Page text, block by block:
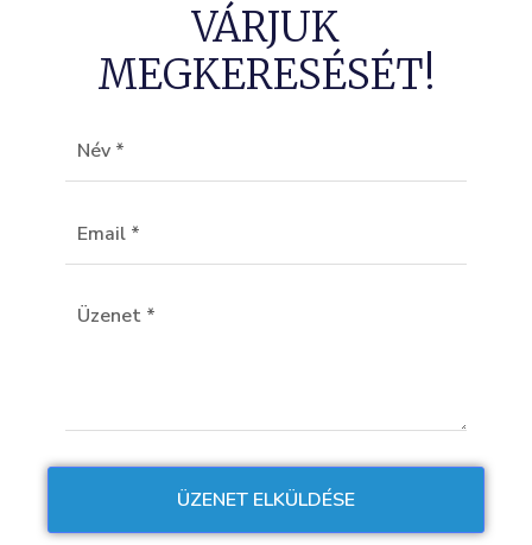
VÁRJUK
MEGKERESÉSÉT!